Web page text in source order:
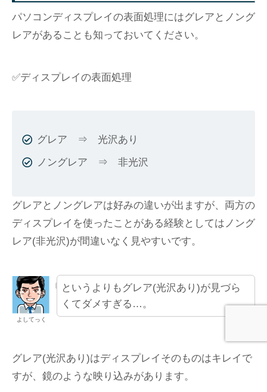
パソコンディスプレイの表面処理にはグレアとノング
レアがあることも知っておいてください。
✅ディスプレイの表面処理
グレア ⇒ 光沢あり
ノングレア ⇒ 非光沢
グレアとノングレアは好みの違いが出ますが、両方の
ディスプレイを使ったことがある経験としてはノング
レア(非光沢)が間違いなく見やすいです。
よしてっく
というよりもグレア(光沢あり)が見づら
くてダメすぎる…。
グレア(光沢あり)はディスプレイそのものはキレイで
すが、鏡のような映り込みがあります。